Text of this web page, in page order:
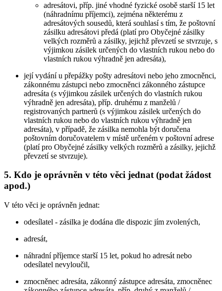
adresátovi, příp. jiné vhodné fyzické osobě starší 15 let
(náhradnímu příjemci), zejména některému z
adresátových sousedů, která souhlasí s tím, že poštovní
zásilku adresátovi předá (platí pro Obyčejné zásilky
velkých rozměrů a zásilky, jejichž převzetí se stvrzuje, s
výjimkou zásilek určených do vlastních rukou nebo do
vlastních rukou výhradně jen adresáta),
její vydání u přepážky pošty adresátovi nebo jeho zmocněnci,
zákonnému zástupci nebo zmocněnci zákonného zástupce
adresáta (s výjimkou zásilek určených do vlastních rukou
výhradně jen adresáta), příp. druhému z manželů /
registrovaných partnerů (s výjimkou zásilek určených do
vlastních rukou nebo do vlastních rukou výhradně jen
adresáta), v případě, že zásilka nemohla být doručena
poštovním doručovatelem v místě určeném v poštovní adrese
(platí pro Obyčejné zásilky velkých rozměrů a zásilky, jejichž
převzetí se stvrzuje).
5. Kdo je oprávněn v této věci jednat (podat žádost
apod.)
V této věci je oprávněn jednat:
odesílatel - zásilka je dodána dle dispozic jím zvolených,
adresát,
náhradní příjemce starší 15 let, pokud ho adresát nebo
odesílatel nevyloučil,
zmocněnec adresáta, zákonný zástupce adresáta, zmocněnec